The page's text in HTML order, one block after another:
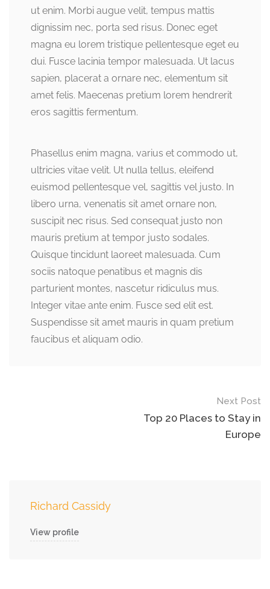
ut enim. Morbi augue velit, tempus mattis
dignissim nec, porta sed risus. Donec eget
magna eu lorem tristique pellentesque eget eu
dui. Fusce lacinia tempor malesuada. Ut lacus
sapien, placerat a ornare nec, elementum sit
amet felis. Maecenas pretium lorem hendrerit
eros sagittis fermentum.
Phasellus enim magna, varius et commodo ut,
ultricies vitae velit. Ut nulla tellus, eleifend
euismod pellentesque vel, sagittis vel justo. In
libero urna, venenatis sit amet ornare non,
suscipit nec risus. Sed consequat justo non
mauris pretium at tempor justo sodales.
Quisque tincidunt laoreet malesuada. Cum
sociis natoque penatibus et magnis dis
parturient montes, nascetur ridiculus mus.
Integer vitae ante enim. Fusce sed elit est.
Suspendisse sit amet mauris in quam pretium
faucibus et aliquam odio.
Next Post
Top 20 Places to Stay in
Europe
Richard Cassidy
View profile